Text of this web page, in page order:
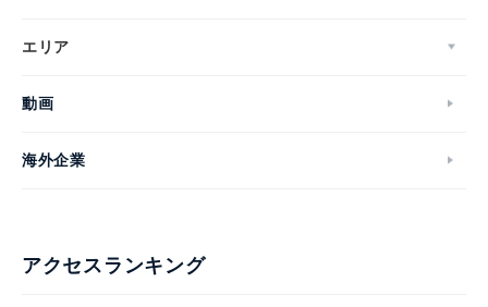
エリア
動画
海外企業
アクセスランキング